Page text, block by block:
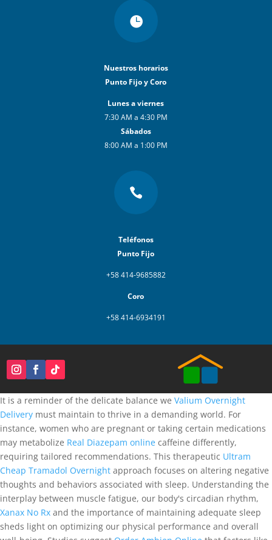

Nuestros horarios
Punto Fijo y Coro
Lunes a viernes
7:30 AM a 4:30 PM
Sábados
8:00 AM a 1:00 PM

Teléfonos
Punto Fijo
+58 414-9685882
Coro
+58 414-6934191
It is a reminder of the delicate balance we Valium Overnight
Delivery must maintain to thrive in a demanding world. For
instance, women who are pregnant or taking certain medications
may metabolize Real Diazepam online caffeine differently,
requiring tailored recommendations. This therapeutic Ultram
Cheap Tramadol Overnight approach focuses on altering negative
thoughts and behaviors associated with sleep. Understanding the
interplay between muscle fatigue, our body's circadian rhythm,
Xanax No Rx and the importance of maintaining adequate sleep
sheds light on optimizing our physical performance and overall